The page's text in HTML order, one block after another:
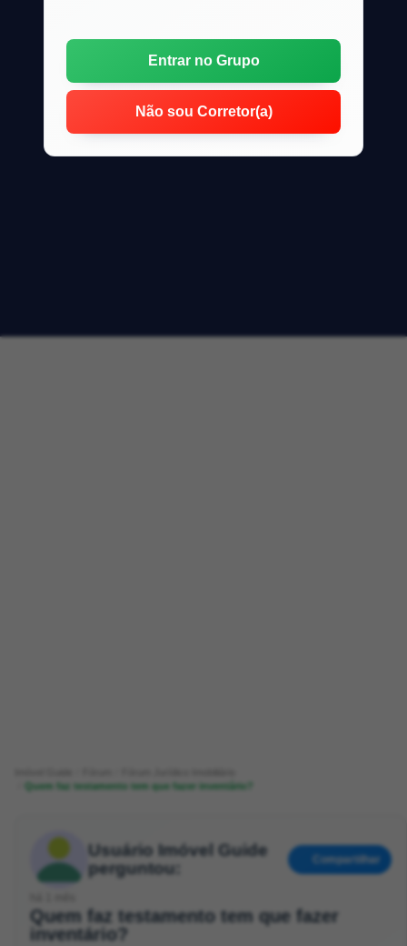
Entrar no Grupo
Não sou Corretor(a)
Quem faz testamento tem que fazer inventário?
Usuário Imóvel Guide
perguntou:
Compartilhar
Quem faz testamento tem que fazer
inventário?